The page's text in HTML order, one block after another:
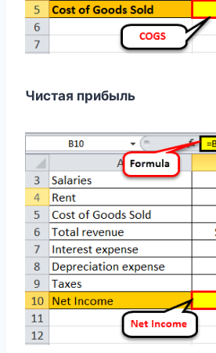
Чистая прибыль